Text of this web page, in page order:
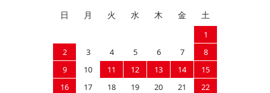
日 月 火 水 木 金 土
1
2
3 4 5 6 7
8
9
10 11 12 13 14
15
16
17 18 19 20 21
22